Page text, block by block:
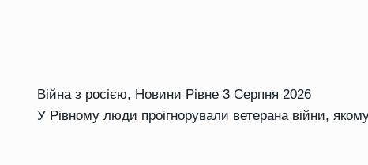
Війна з росією, Новини Рівне 3 Серпня 2026
У Рівному люди проігнорували ветерана війни,